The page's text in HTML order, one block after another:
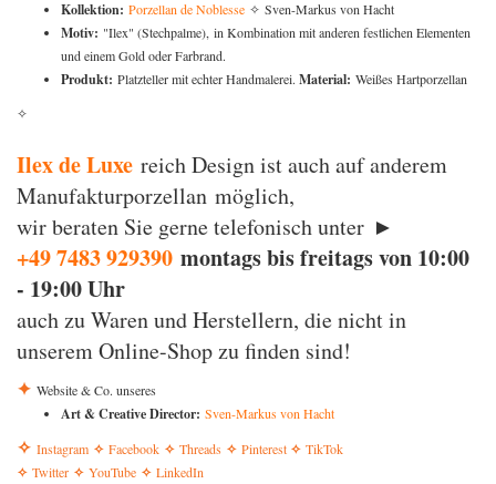
Kollektion: Porzellan de Noblesse ✧ Sven-Markus von Hacht
Motiv: "Ilex" (Stechpalme), in Kombination mit anderen festlichen Elementen
und einem Gold oder Farbrand.
Produkt: Platzteller mit echter Handmalerei. Material: Weißes Hartporzellan
✧
Ilex de Luxe reich Design ist auch auf anderem
Manufakturporzellan möglich,
wir beraten Sie gerne telefonisch unter ►
+49 7483 929390 montags bis freitags von 10:00
- 19:00 Uhr
auch zu Waren und Herstellern, die nicht in
unserem Online-Shop zu finden sind!
✦ Website & Co. unseres
Art & Creative Director: Sven-Markus von Hacht
✧ Instagram ✧ Facebook ✧ Threads ✧ Pinterest ✧ TikTok
✧ Twitter ✧ YouTube ✧ LinkedIn